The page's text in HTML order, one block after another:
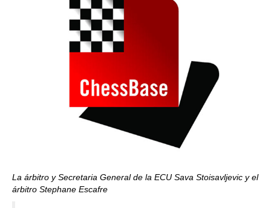
La árbitro y Secretaria General de la ECU Sava Stoisavljevic y el
árbitro Stephane Escafre